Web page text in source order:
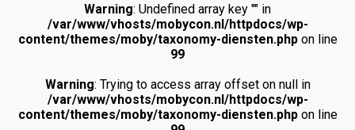
Warning: Undefined array key "" in
/var/www/vhosts/mobycon.nl/httpdocs/wp-
content/themes/moby/taxonomy-diensten.phpon line
99
Warning: Trying to access array offset on null in
/var/www/vhosts/mobycon.nl/httpdocs/wp-
content/themes/moby/taxonomy-diensten.phpon line